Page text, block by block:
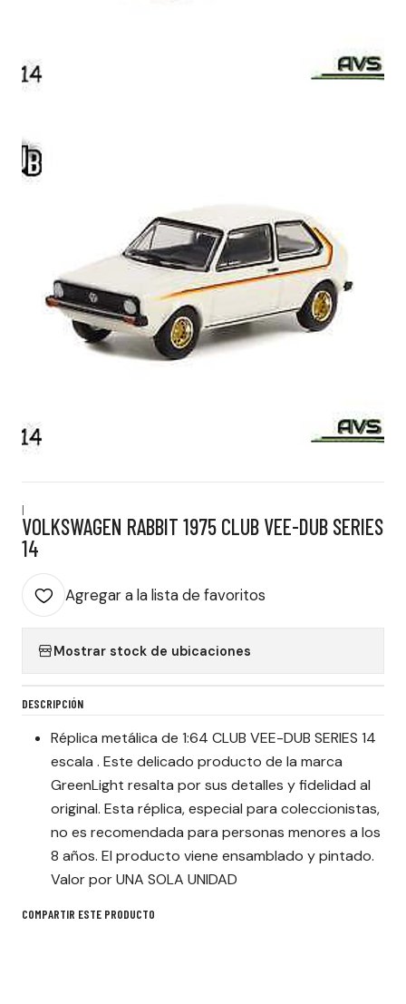
|
VOLKSWAGEN RABBIT 1975 CLUB VEE-DUB SERIES
14
Agregar a la lista de favoritos
Mostrar stock de ubicaciones
DESCRIPCIÓN
Réplica metálica de 1:64 CLUB VEE-DUB SERIES 14
escala . Este delicado producto de la marca
GreenLight resalta por sus detalles y fidelidad al
original. Esta réplica, especial para coleccionistas,
no es recomendada para personas menores a los
8 años. El producto viene ensamblado y pintado.
Valor por UNA SOLA UNIDAD
COMPARTIR ESTE PRODUCTO